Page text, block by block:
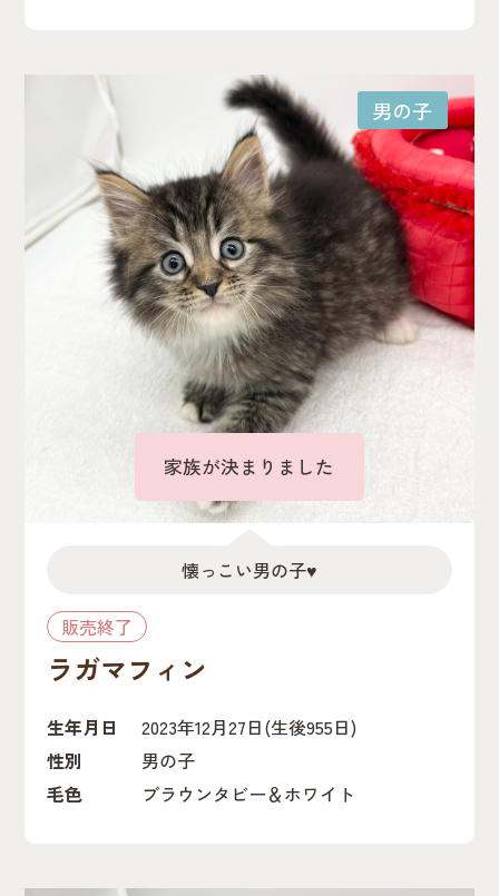
男の子
家族が決まりました
懐っこい男の子♥
販売終了
ラガマフィン
生年月日 2023年12月27日(生後955日)
性別
男の子
毛色
ブラウンタビー＆ホワイト